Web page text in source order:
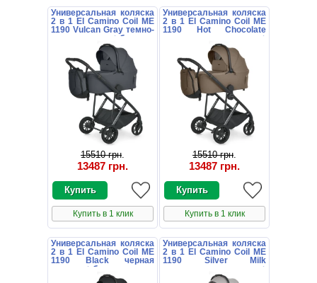
Универсальная коляска
2 в 1 El Camino Coil ME
1190 Vulcan Gray темно-
серая люлька + блок
15510 грн.
13487 грн.
Купить в 1 клик
Универсальная коляска
2 в 1 El Camino Coil ME
1190 Hot Chocolate
коричневая люлька +
15510 грн.
13487 грн.
Купить в 1 клик
Универсальная коляска
2 в 1 El Camino Coil ME
1190 Black черная
люлька + блок
Универсальная коляска
2 в 1 El Camino Coil ME
1190 Silver Milk
молочная люлька +